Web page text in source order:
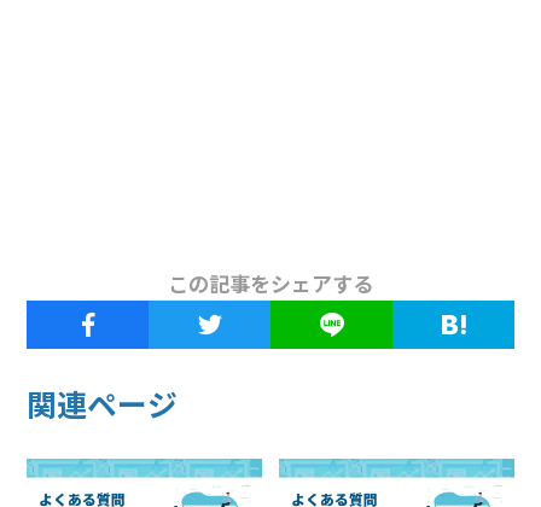
この記事をシェアする
関連ページ